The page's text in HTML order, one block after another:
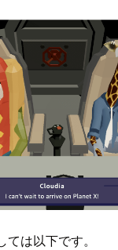
は以下です。